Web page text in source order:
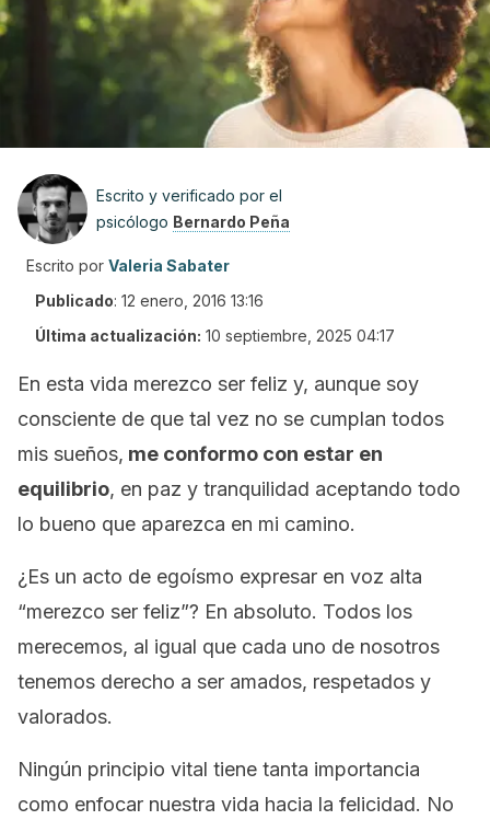
Escrito y verificado por el
psicólogo Bernardo Peña
Escrito por Valeria Sabater
Publicado: 12 enero, 2016 13:16
Última actualización: 10 septiembre, 2025 04:17
En esta vida merezco ser feliz y, aunque soy
consciente de que tal vez no se cumplan todos
mis sueños, me conformo con estar en
equilibrio, en paz y tranquilidad aceptando todo
lo bueno que aparezca en mi camino.
¿Es un acto de egoísmo expresar en voz alta
“merezco ser feliz”? En absoluto. Todos los
merecemos, al igual que cada uno de nosotros
tenemos derecho a ser amados, respetados y
valorados.
Ningún principio vital tiene tanta importancia
como enfocar nuestra vida hacia la felicidad. No